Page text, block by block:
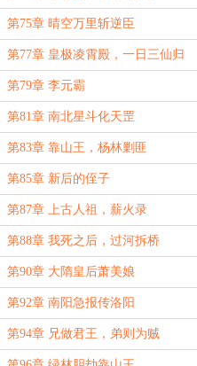
第75章 晴空万里斩逆臣
第77章 皇极凌霄殿，一日三仙归
第79章 李元霸
第81章 南北星斗化天罡
第83章 靠山王，杨林剿匪
第85章 新后的侄子
第87章 上古人祖，薪火录
第88章 我死之后，过河拆桥
第90章 大隋皇后萧美娘
第92章 南阳急报传洛阳
第94章 兄做君王，弟则为贼